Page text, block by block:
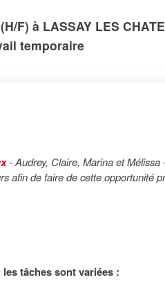
F) à LASSAY LES
temporaire
- Audrey, Claire, Marina et Mélissa
afin de faire de cette opportunité
tâches sont variées :